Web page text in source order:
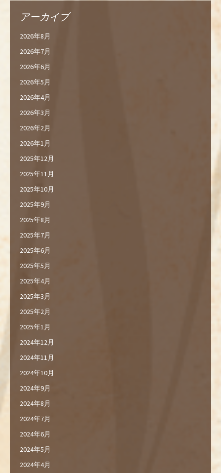
アーカイブ
2026年8月
2026年7月
2026年6月
2026年5月
2026年4月
2026年3月
2026年2月
2026年1月
2025年12月
2025年11月
2025年10月
2025年9月
2025年8月
2025年7月
2025年6月
2025年5月
2025年4月
2025年3月
2025年2月
2025年1月
2024年12月
2024年11月
2024年10月
2024年9月
2024年8月
2024年7月
2024年6月
2024年5月
2024年4月